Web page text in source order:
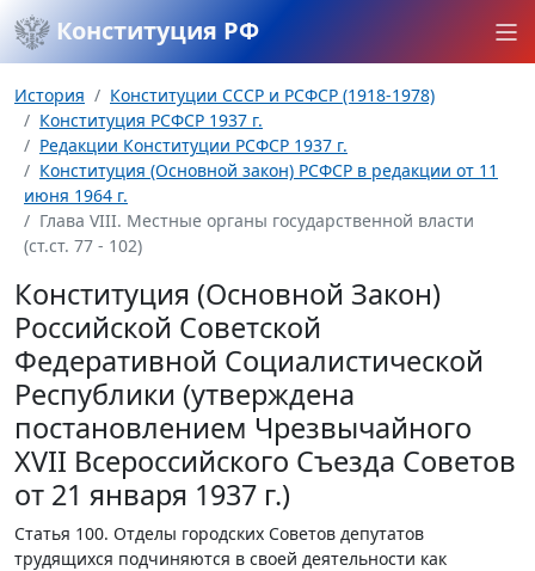
Конституция РФ
История
Конституции СССР и РСФСР (1918-1978)
Конституция РСФСР 1937 г.
Редакции Конституции РСФСР 1937 г.
Конституция (Основной закон) РСФСР в редакции от 11
июня 1964 г.
Глава VIII. Местные органы государственной власти
(ст.ст. 77 - 102)
Конституция (Основной Закон)
Российской Советской
Федеративной Социалистической
Республики (утверждена
постановлением Чрезвычайного
XVII Всероссийского Съезда Советов
от 21 января 1937 г.)
Статья 100. Отделы городских Советов депутатов
трудящихся подчиняются в своей деятельности как